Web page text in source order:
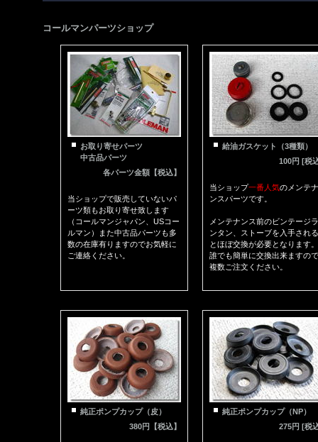
コールマンパーツショップ
お取り寄せパーツ
中古品パーツ
各パーツ金額【税込】
当ショップで販売していないパ
ーツ類もお取り寄せ致します
（コールマンジャパン、USコー
ルマン）また中古品パーツも多
数の在庫有りますのでお気軽に
ご連絡ください。
給油ガスケット（3種類）
100円 [税
当ショップ一番人気のメンテナ
ンスパーツです。
メンテナンス前のビンテージラ
ンタン、ストーブを入手される
とほぼ交換が必要となります。
誰でも簡単に交換出来ますので
複数ご注文ください。
純正ポンプカップ（皮）
380円【税込】
純正ポンプカップ（NP）
275円 [税